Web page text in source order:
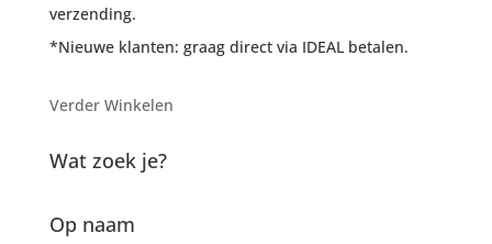
verzending.
*Nieuwe klanten: graag direct via IDEAL betalen.
Verder Winkelen
Wat zoek je?
Op naam